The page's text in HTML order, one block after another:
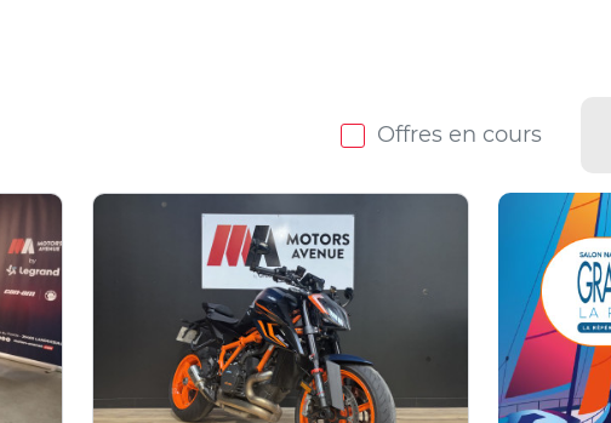
Offres en cours